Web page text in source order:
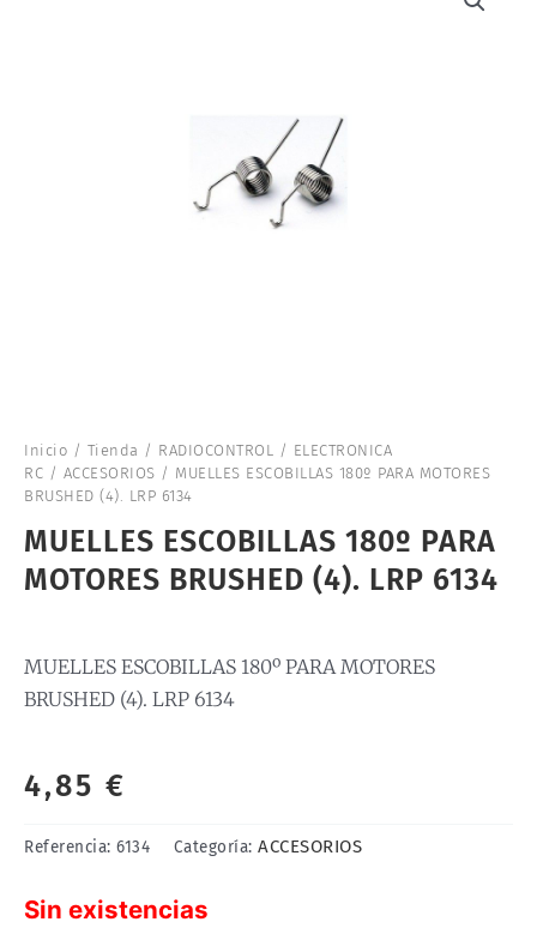
Inicio / Tienda / RADIOCONTROL / ELECTRONICA
RC / ACCESORIOS / MUELLES ESCOBILLAS 180º PARA MOTORES
BRUSHED (4). LRP 6134
MUELLES ESCOBILLAS 180º PARA
MOTORES BRUSHED (4). LRP 6134
MUELLES ESCOBILLAS 180º PARA MOTORES
BRUSHED (4). LRP 6134
4,85 €
Referencia: 6134 Categoría: ACCESORIOS
Sin existencias